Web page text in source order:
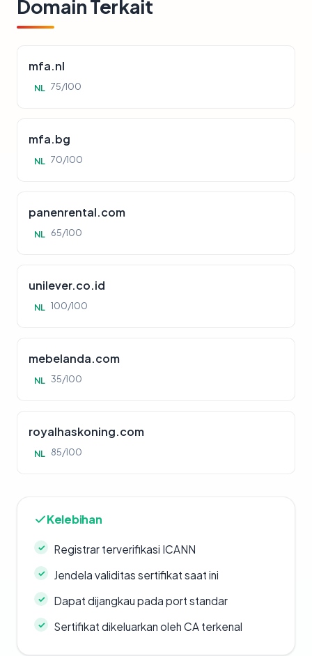
Domain Terkait
mfa.nl
NL 75/100
mfa.bg
NL 70/100
panenrental.com
NL 65/100
unilever.co.id
NL 100/100
mebelanda.com
NL 35/100
royalhaskoning.com
NL 85/100
Kelebihan
Registrar terverifikasi ICANN
Jendela validitas sertifikat saat ini
Dapat dijangkau pada port standar
Sertifikat dikeluarkan oleh CA terkenal